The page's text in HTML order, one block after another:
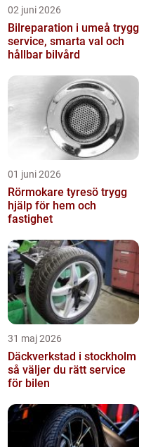
02 juni 2026
Bilreparation i umeå trygg
service, smarta val och
hållbar bilvård
01 juni 2026
Rörmokare tyresö trygg
hjälp för hem och
fastighet
31 maj 2026
Däckverkstad i stockholm
så väljer du rätt service
för bilen